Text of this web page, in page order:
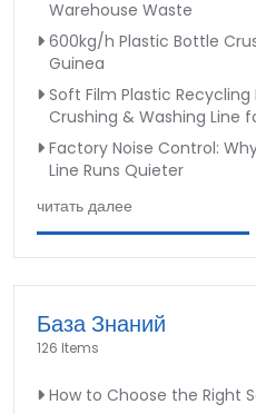
Warehouse Waste
600kg/h Plastic Bottle
Guinea
Soft Film Plastic
Crushing & Washing Line
Factory Noise Control:
Line Runs Quieter
читать далее
База Знаний
126 Items
How to Choose the Right